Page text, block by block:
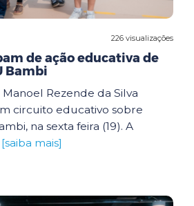
226 visualizações
de ação educativa de
Bambi
Manoel Rezende da Silva
circuito educativo sobre
na sexta feira (19). A
[saiba mais]